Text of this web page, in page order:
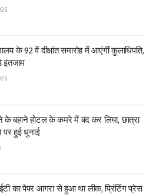
के 92 वें दीक्षांत समारोह में आएंगीं कुलाधिपति,
इंतजाम
के बहाने होटल के कमरे में बंद कर लिया, छात्रा
हुई धुनाई
का पेपर आगरा से हुआ था लीक, प्रिंटिंग प्रेस